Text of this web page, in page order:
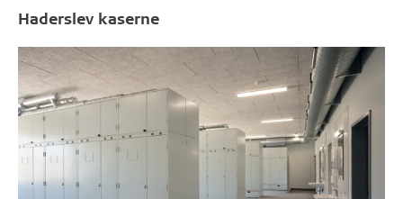
Haderslev kaserne